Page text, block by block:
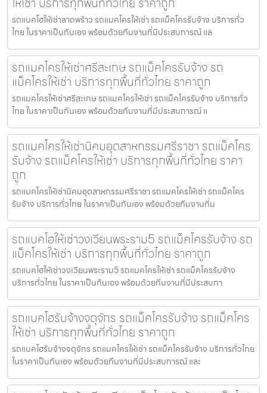
รถแบคโฮให้เช่าลาดพร้าว รถแมคโครให้เช่า รถแม็คโครรับจ้าง บริการทั่ว
ไทย ในราคาเป็นกันเอง พร้อมด้วยทีมงานที่มีประสบการณ์ แล
รถแมคโครให้เช่าศรีสะเกษ รถแม็คโครรับจ้าง รถ
แม็คโครให้เช่า บริการทุกพื้นที่ทั่วไทย ราคาถูก
รถแมคโครให้เช่าศรีสะเกษ รถแมคโครให้เช่า รถแม็คโครรับจ้าง บริการทั่ว
ไทย ในราคาเป็นกันเอง พร้อมด้วยทีมงานที่มีประสบการณ์ แ
รถแมคโครให้เช่านิคมอุตสาหกรรมศรีราชา รถแม็คโคร
รับจ้าง รถแม็คโครให้เช่า บริการทุกพื้นที่ทั่วไทย ราคา
ถูก
รถแมคโครให้เช่านิคมอุตสาหกรรมศรีราชา รถแมคโครให้เช่า รถแม็คโคร
รับจ้าง บริการทั่วไทย ในราคาเป็นกันเอง พร้อมด้วยทีมงานที่ม
รถแบคโฮให้เช่าวงเวียนพระราม5 รถแม็คโครรับจ้าง รถ
แม็คโครให้เช่า บริการทุกพื้นที่ทั่วไทย ราคาถูก
รถแบคโฮให้เช่าวงเวียนพระราม5 รถแมคโครให้เช่า รถแม็คโครรับจ้าง
บริการทั่วไทย ในราคาเป็นกันเอง พร้อมด้วยทีมงานที่มีประสบกา
รถแบคโฮรับจ้างจตุจักร รถแม็คโครรับจ้าง รถแม็คโคร
ให้เช่า บริการทุกพื้นที่ทั่วไทย ราคาถูก
รถแบคโฮรับจ้างจตุจักร รถแมคโครให้เช่า รถแม็คโครรับจ้าง บริการทั่วไทย
ในราคาเป็นกันเอง พร้อมด้วยทีมงานที่มีประสบการณ์ และ